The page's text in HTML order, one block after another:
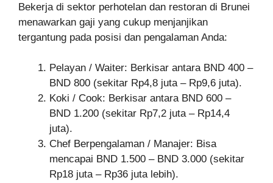
Bekerja di sektor perhotelan dan restoran di Brunei
menawarkan gaji yang cukup menjanjikan
tergantung pada posisi dan pengalaman Anda:
Pelayan / Waiter: Berkisar antara BND 400 –
BND 800 (sekitar Rp4,8 juta – Rp9,6 juta).
Koki / Cook: Berkisar antara BND 600 –
BND 1.200 (sekitar Rp7,2 juta – Rp14,4
juta).
Chef Berpengalaman / Manajer: Bisa
mencapai BND 1.500 – BND 3.000 (sekitar
Rp18 juta – Rp36 juta lebih).